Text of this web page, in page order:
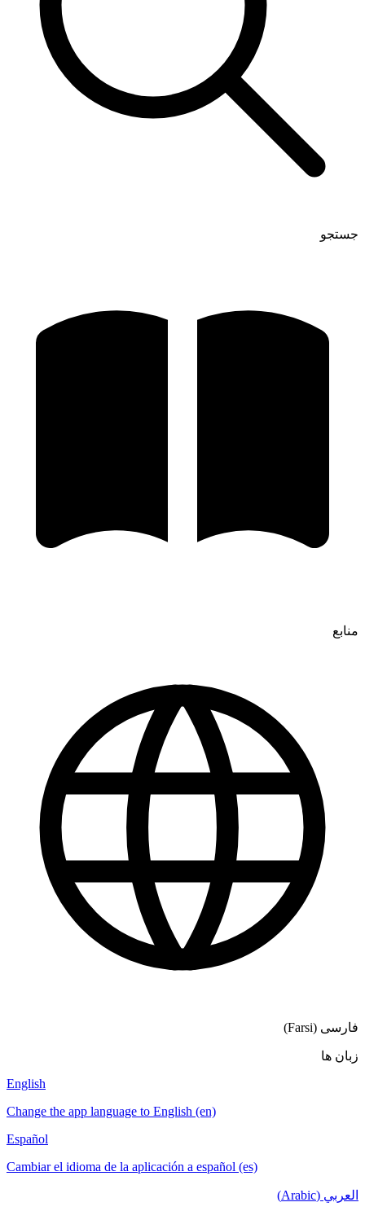
Change the app language to English (en)
Cambiar el idioma de la aplicación a español